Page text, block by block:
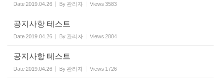
Date2019.04.26 By 관리자 Views 3583
공지사항 테스트
Date2019.04.26 By 관리자 Views 2804
공지사항 테스트
Date2019.04.26 By 관리자 Views 1726